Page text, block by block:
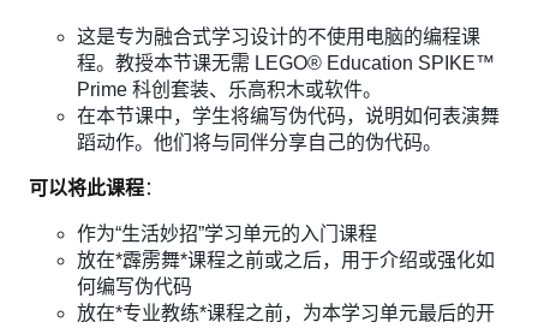
这是专为融合式学习设计的不使用电脑的编程课
程。教授本节课无需 LEGO® Education SPIKE™
Prime 科创套装、乐高积木或软件。
在本节课中，学生将编写伪代码，说明如何表演舞
蹈动作。他们将与同伴分享自己的伪代码。
可以将此课程：
作为“生活妙招”学习单元的入门课程
放在*霹雳舞*课程之前或之后，用于介绍或强化如
何编写伪代码
放在*专业教练*课程之前，为本学习单元最后的开